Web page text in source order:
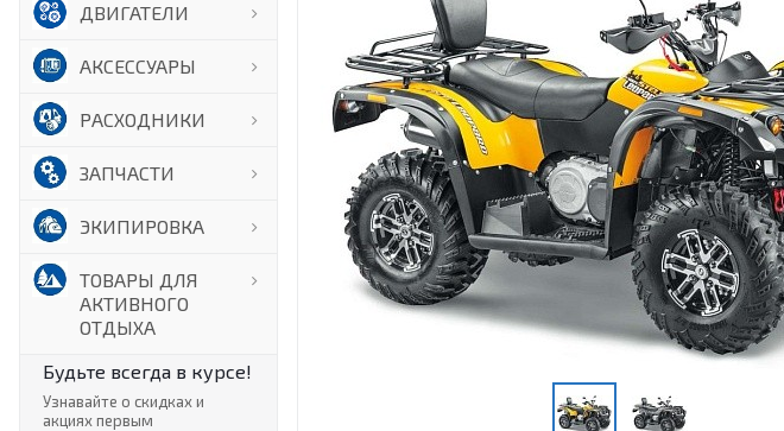
ДВИГАТЕЛИ
АКСЕССУАРЫ
РАСХОДНИКИ
ЗАПЧАСТИ
ЭКИПИРОВКА
ТОВАРЫ ДЛЯ
АКТИВНОГО
ОТДЫХА
Будьте всегда в курсе!
Узнавайте о скидках и
акциях первым